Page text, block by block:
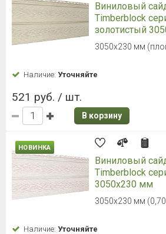
Виниловый
Timberblock
золотистый
3050х230 мм
Наличие: Уточняйте
521 руб. / шт.
В корзину
НОВИНКА
Виниловый
Timberblock
3050х230 мм
3050х230 мм
Наличие: Уточняйте